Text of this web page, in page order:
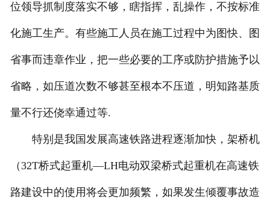
位领导抓制度落实不够，瞎指挥，乱操作，不按标准
化施工生产。有些施工人员在施工过程中为图快、图
省事而违章作业，把一些必要的工序或防护措施予以
省略，如压道次数不够甚至根本不压道，明知路基质
量不行还侥幸通过等.
特别是我国发展高速铁路进程逐渐加快，架桥机
（32T桥式起重机—LH电动双梁桥式起重机在高速铁
路建设中的使用将会更加频繁，如果发生倾覆事故造